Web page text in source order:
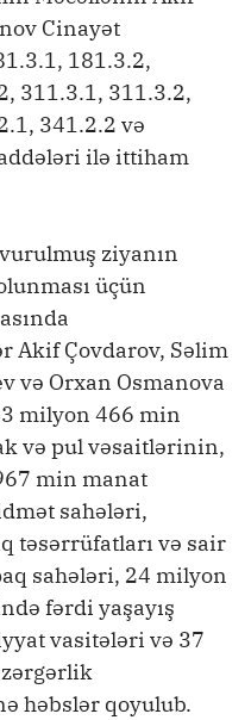
Cinayət
181.3.2,
311.3.1, 311.3.2,
341.2.2 və
ilə ittiham
ziyanın
üçün
Akif Çovdarov, Səlim
və Orxan Osmanova
milyon 466 min
və pul vəsaitlərinin,
min manat
sahələri,
təsərrüfatları və sair
sahələri, 24 milyon
fərdi yaşayış
vasitələri və 37
həbslər qoyulub.